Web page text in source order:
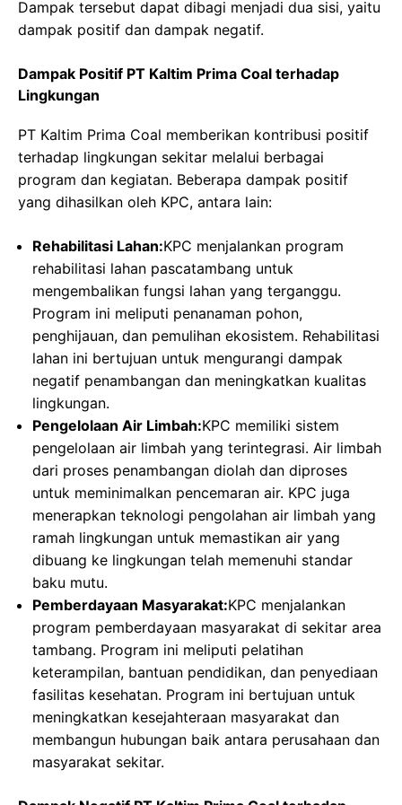
Dampak tersebut dapat dibagi menjadi dua sisi, yaitu
dampak positif dan dampak negatif.
Dampak Positif PT Kaltim Prima Coal terhadap
Lingkungan
PT Kaltim Prima Coal memberikan kontribusi positif
terhadap lingkungan sekitar melalui berbagai
program dan kegiatan. Beberapa dampak positif
yang dihasilkan oleh KPC, antara lain:
Rehabilitasi Lahan:KPC menjalankan program
rehabilitasi lahan pascatambang untuk
mengembalikan fungsi lahan yang terganggu.
Program ini meliputi penanaman pohon,
penghijauan, dan pemulihan ekosistem. Rehabilitasi
lahan ini bertujuan untuk mengurangi dampak
negatif penambangan dan meningkatkan kualitas
lingkungan.
Pengelolaan Air Limbah:KPC memiliki sistem
pengelolaan air limbah yang terintegrasi. Air limbah
dari proses penambangan diolah dan diproses
untuk meminimalkan pencemaran air. KPC juga
menerapkan teknologi pengolahan air limbah yang
ramah lingkungan untuk memastikan air yang
dibuang ke lingkungan telah memenuhi standar
baku mutu.
Pemberdayaan Masyarakat:KPC menjalankan
program pemberdayaan masyarakat di sekitar area
tambang. Program ini meliputi pelatihan
keterampilan, bantuan pendidikan, dan penyediaan
fasilitas kesehatan. Program ini bertujuan untuk
meningkatkan kesejahteraan masyarakat dan
membangun hubungan baik antara perusahaan dan
masyarakat sekitar.